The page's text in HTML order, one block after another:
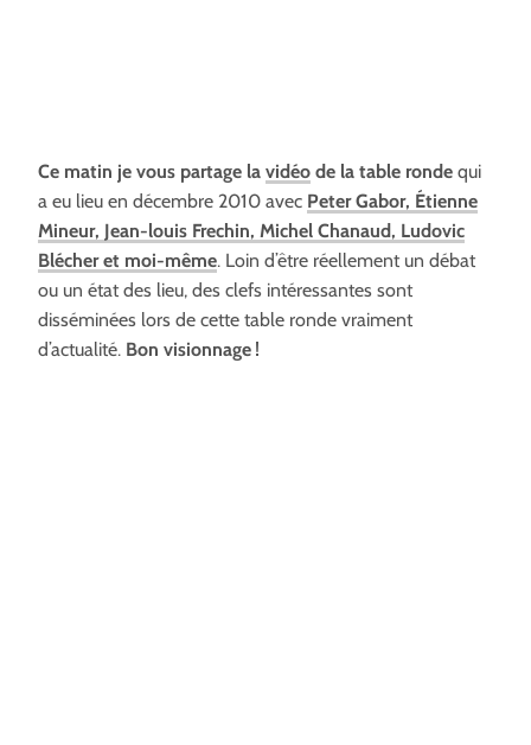
Ce matin je vous partage la vidéo de la table ronde qui
a eu lieu en décembre 2010 avec Peter Gabor, Étienne
Mineur, Jean-louis Frechin, Michel Chanaud, Ludovic
Blécher et moi-même. Loin d’être réellement un débat
ou un état des lieu, des clefs intéressantes sont
disséminées lors de cette table ronde vraiment
d’actualité. Bon visionnage !